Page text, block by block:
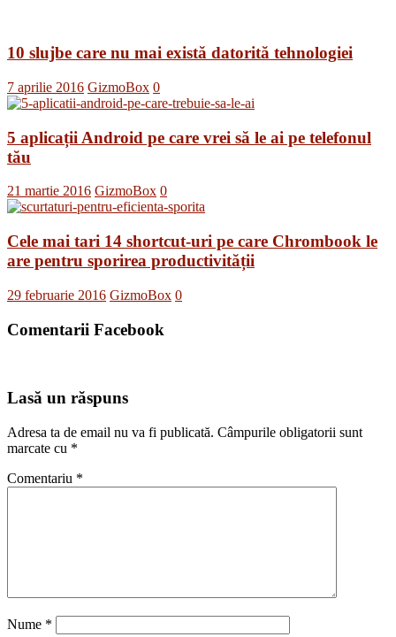
10 slujbe care nu mai există datorită tehnologiei
7 aprilie 2016 GizmoBox 0
5 aplicații Android pe care vrei să le ai pe telefonul
tău
21 martie 2016 GizmoBox 0
Cele mai tari 14 shortcut-uri pe care Chrombook le
are pentru sporirea productivității
29 februarie 2016 GizmoBox 0
Comentarii Facebook
Lasă un răspuns
Adresa ta de email nu va fi publicată. Câmpurile obligatorii sunt
marcate cu *
Comentariu *
Nume *